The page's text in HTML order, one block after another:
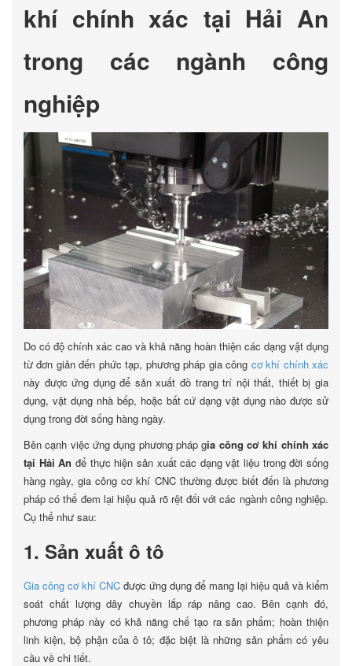
khí chính xác tại Hải An
trong các ngành công
nghiệp
Do có độ chính xác cao và khả năng hoàn thiện các dạng vật dụng
từ đơn giản đến phức tạp, phương pháp gia công cơ khí chính xác
này được ứng dụng để sản xuất đồ trang trí nội thất, thiết bị gia
dụng, vật dụng nhà bếp, hoặc bất cứ dạng vật dụng nào được sử
dụng trong đời sống hàng ngày.
Bên cạnh việc ứng dụng phương pháp gia công cơ khí chính xác
tại Hải An để thực hiện sản xuất các dạng vật liệu trong đời sống
hàng ngày, gia công cơ khí CNC thường được biết đến là phương
pháp có thể đem lại hiệu quả rõ rệt đối với các ngành công nghiệp.
Cụ thể như sau:
1. Sản xuất ô tô
Gia công cơ khí CNC được ứng dụng để mang lại hiệu quả và kiểm
soát chất lượng dây chuyền lắp ráp nâng cao. Bên cạnh đó,
phương pháp này có khả năng chế tạo ra sản phẩm; hoàn thiện
linh kiện, bộ phận của ô tô; đặc biệt là những sản phẩm có yêu
cầu về chi tiết.